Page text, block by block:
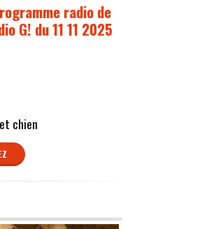
radio de
G! du 11 11 2025
chien